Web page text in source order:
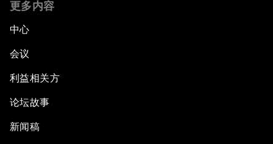
更多内容
中心
会议
利益相关方
论坛故事
新闻稿